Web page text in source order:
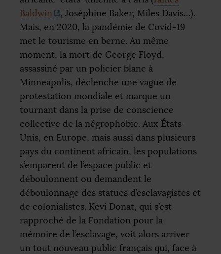
Baldwin
, Joséphine Baker, Miles Davis…).
Mais, en 2020, la pandémie de Covid-19
met le tourisme en berne. Au même
moment, la mort de George Floyd,
assassiné par un policier blanc à
Minneapolis, déclenche une vague de
protestation mondiale et marque un
tournant dans la prise de conscience
collective de la négrophobie. Aux États-
Unis, en Europe, mais aussi dans plusieurs
pays du continent africain, les populations
s’emparent de l’espace public et
déboulonnent ou demandent le
déboulonnage des statues d’esclavagistes et
de colonialistes. Kévi Donat, qui s’est
rapproché de la Fondation pour la
mémoire de l’esclavage, voit alors arriver
un tout nouveau public français qui, face à